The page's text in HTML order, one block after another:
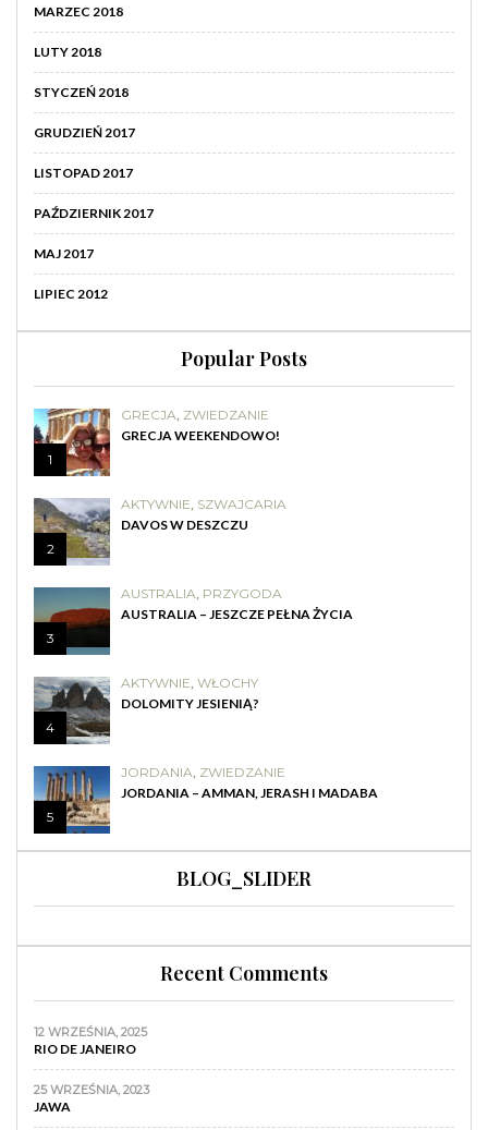
MARZEC 2018
LUTY 2018
STYCZEŃ 2018
GRUDZIEŃ 2017
LISTOPAD 2017
PAŹDZIERNIK 2017
MAJ 2017
LIPIEC 2012
Popular Posts
1
GRECJA, ZWIEDZANIE
GRECJA WEEKENDOWO!
2
AKTYWNIE, SZWAJCARIA
DAVOS W DESZCZU
3
AUSTRALIA, PRZYGODA
AUSTRALIA – JESZCZE PEŁNA ŻYCIA
4
AKTYWNIE, WŁOCHY
DOLOMITY JESIENIĄ?
5
JORDANIA, ZWIEDZANIE
JORDANIA – AMMAN, JERASH I MADABA
BLOG_SLIDER
Recent Comments
12 WRZEŚNIA, 2025
RIO DE JANEIRO
25 WRZEŚNIA, 2023
JAWA